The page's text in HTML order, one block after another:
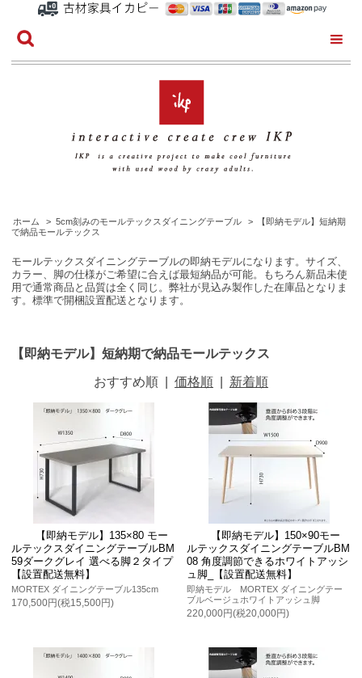
ホーム > 5cm刻みのモールテックスダイニングテーブル >
【即納モデル】短納期
で納品モールテックス
モールテックスダイニングテーブルの即納モデルになります。サイズ、
カラー、脚の仕様がご希望に合えば最短納品が可能。もちろん新品未使
用で通常商品と品質は全く同じ。弊社が見込み製作した在庫品となりま
す。標準で開梱設置配送となります。
【即納モデル】短納期で納品モールテックス
おすすめ順 価格順 新着順
【即納モデル】135×80 モー
ルテックスダイニングテーブルBM
59ダークグレイ 選べる脚２タイプ
【設置配送無料】
MORTEX ダイニングテーブル135cm
170,500円(税15,500円)
【即納モデル】150×90モー
ルテックスダイニングテーブルBM
08 角度調節できるホワイトアッシ
ュ脚_【設置配送無料】
即納モデル MORTEX ダイニングテー
ブルベージュホワイトアッシュ脚
220,000円(税20,000円)